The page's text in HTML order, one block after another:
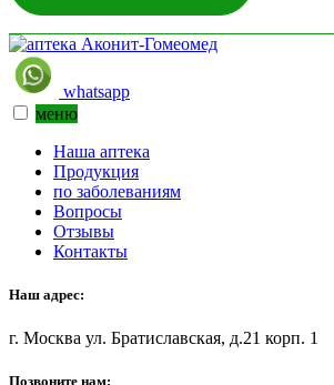
whatsapp
меню
Наша аптека
Продукция
по заболеваниям
Вопросы
Отзывы
Контакты
Наш адрес:
г. Москва ул. Братиславская, д.21 корп. 1
Позвоните нам: